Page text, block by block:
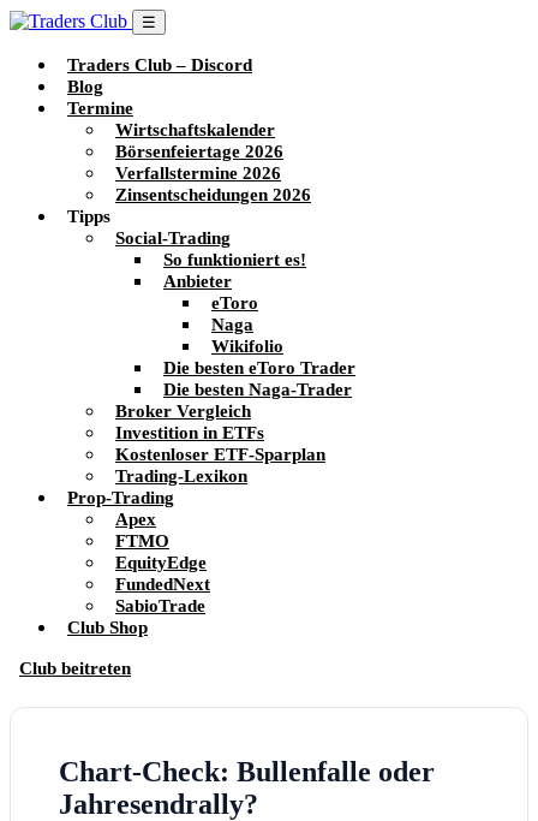
☰
Traders Club – Discord
Blog
Termine
Wirtschaftskalender
Börsenfeiertage 2026
Verfallstermine 2026
Zinsentscheidungen 2026
Tipps
Social-Trading
So funktioniert es!
Anbieter
eToro
Naga
Wikifolio
Die besten eToro Trader
Die besten Naga-Trader
Broker Vergleich
Investition in ETFs
Kostenloser ETF-Sparplan
Trading-Lexikon
Prop-Trading
Apex
FTMO
EquityEdge
FundedNext
SabioTrade
Club Shop
Club beitreten
Chart-Check: Bullenfalle oder
Jahresendrally?